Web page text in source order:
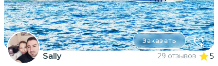
Заказать
Sally 29 отзывов 5